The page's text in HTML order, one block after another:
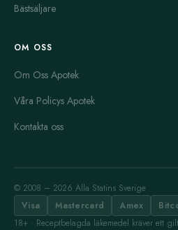
Bästsäljare
OM OSS
Om Oss Apotek
Våra Policys Apotek
Kontakta oss
© 2008 – 2026 Alla Statins Sverige
Visa
Mastercard Amex
18+ · Receptbelagda läkemedel kräver ett